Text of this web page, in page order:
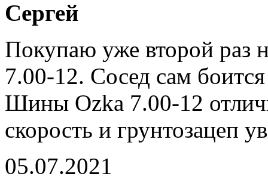
Сергей
Покупаю уже второй раз
7.00-12. Сосед сам
Шины Ozka 7.00-12
скорость и грунтозацеп
05.07.2021